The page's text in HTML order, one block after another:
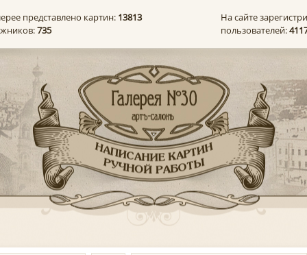
представлено картин: 13813
735
На сайте
пользователей: